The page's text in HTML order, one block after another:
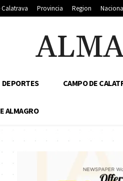
Provincia Region
DEPORTES CAMPO DE
ALMAGRO